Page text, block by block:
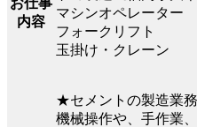
お仕事
内容
マシンオペレーター
フォークリフト
玉掛け・クレーン
★セメントの製造業務
機械操作や、手作業